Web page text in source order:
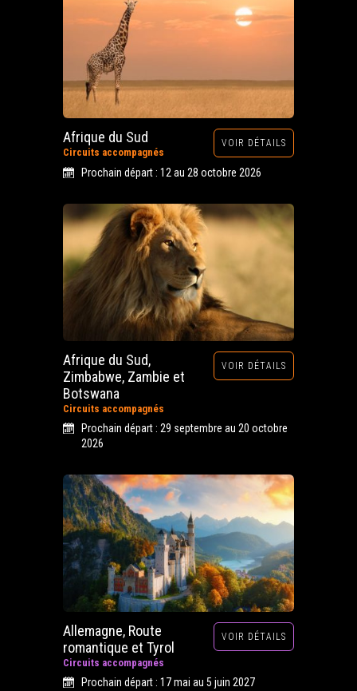
Afrique du Sud
Circuits accompagnés
VOIR DÉTAILS
Prochain départ : 12 au 28 octobre 2026
Afrique du Sud,
Zimbabwe, Zambie et
Botswana
Circuits accompagnés
VOIR DÉTAILS
Prochain départ : 29 septembre au 20 octobre
2026
Allemagne, Route
romantique et Tyrol
Circuits accompagnés
VOIR DÉTAILS
Prochain départ : 17 mai au 5 juin 2027